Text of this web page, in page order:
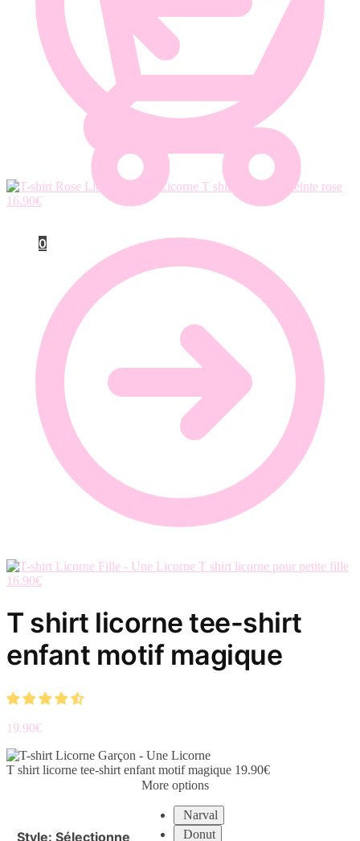
0
T shirt licorne en teinte rose
16.90€
T shirt licorne pour petite fille
16.90€
T shirt licorne tee-shirt
enfant motif magique
19.90€
T shirt licorne tee-shirt enfant motif magique 19.90€
Style: Sélectionne
More options
Narval
Donut